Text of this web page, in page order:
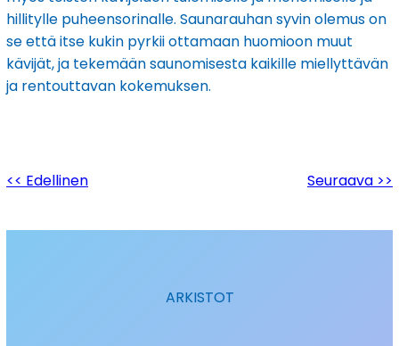
hillitylle puheensorinalle. Saunarauhan syvin olemus on
se että itse kukin pyrkii ottamaan huomioon muut
kävijät, ja tekemään saunomisesta kaikille miellyttävän
ja rentouttavan kokemuksen.
<< Edellinen Seuraava >>
ARKISTOT